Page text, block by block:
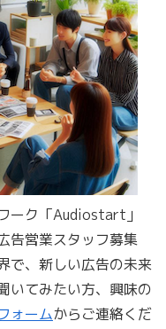
ーク「Audiostart」
告営業スタッフ募集
で、新しい広告の未来
いてみたい方、興味の
ォームからご連絡くだ